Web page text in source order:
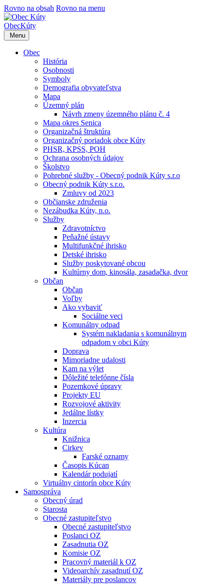
Rovno na obsah Rovno na menu
ObecKúty
Menu
Obec
História
Osobnosti
Symboly
Demografia obyvateľstva
Mapa
Územný plán
Návrh zmeny územného plánu č. 4
Mapa okres Senica
Organizačná štruktúra
Organizačný poriadok obce Kúty
PHSR, KPSS, POH
Ochrana osobných údajov
Školstvo
Pohrebné služby - Obecný podnik Kúty s.r.o
Obecný podnik Kúty s.r.o.
Zmluvy od 2023
Občianske združenia
Nezábudka Kúty, n.o.
Služby
Zdravotníctvo
Peňažné ústavy
Multifunkčné ihrisko
Detské ihrisko
Služby poskytované obcou
Kultúrny dom, kinosála, zasadačka, dvor
Občan
Občan
Voľby
Ako vybaviť
Sociálne veci
Komunálny odpad
Systém nakladania s komunálnym
odpadom v obci Kúty
Doprava
Mimoriadne udalosti
Kam na výlet
Dôležité telefónne čísla
Pozemkové úpravy
Projekty EU
Rozvojové aktivity
Jedálne lístky
Inzercia
Kultúra
Knižnica
Cirkev
Farské oznamy
Časopis Kúcan
Kalendár podujatí
Virtuálny cintorín obce Kúty
Samospráva
Obecný úrad
Starosta
Obecné zastupiteľstvo
Obecné zastupiteľstvo
Poslanci OZ
Zasadnutia OZ
Komisie OZ
Pracovný materiál k OZ
Videoarchív zasadnutí OZ
Materiály pre poslancov